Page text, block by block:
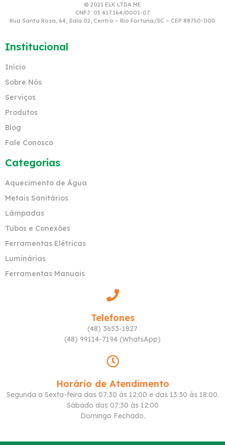
© 2021 ELK LTDA ME
CNPJ: 03.417.164/0001-07
Rua Santa Rosa, 64, Sala 02, Centro – Rio Fortuna/SC – CEP 88750-000
Institucional
Início
Sobre Nós
Serviços
Produtos
Blog
Fale Conosco
Categorias
Aquecimento de Água
Metais Sanitários
Lâmpadas
Tubos e Conexões
Ferramentas Elétricas
Luminárias
Ferramentas Manuais
Telefones
(48) 3653-1827
(48) 99114-7194 (WhatsApp)
Horário de Atendimento
Segunda a Sexta-feira das 07:30 ás 12:00 e das 13:30 ás 18:00.
Sábado das 07:30 ás 12:00
Domingo Fechado.